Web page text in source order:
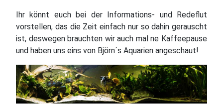
Ihr könnt euch bei der Informations- und Redeflut
vorstellen, das die Zeit einfach nur so dahin gerauscht
ist, deswegen brauchten wir auch mal ne Kaffeepause
und haben uns eins von Björn´s Aquarien angeschaut!